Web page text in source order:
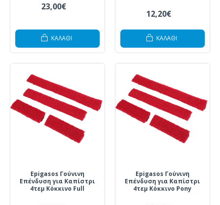
23,00€
ΚΑΛΆΘΙ
12,20€
ΚΑΛΆΘΙ
Epigasos Γούνινη
Επένδυση για Καπίστρι
4τεμ Κόκκινο Full
Epigasos Γούνινη
Επένδυση για Καπίστρι
4τεμ Κόκκινο Pony